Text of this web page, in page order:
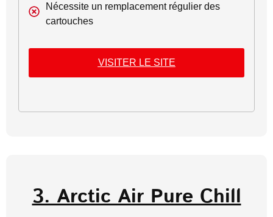
Nécessite un remplacement régulier des
cartouches
VISITER LE SITE
3. Arctic Air Pure Chill